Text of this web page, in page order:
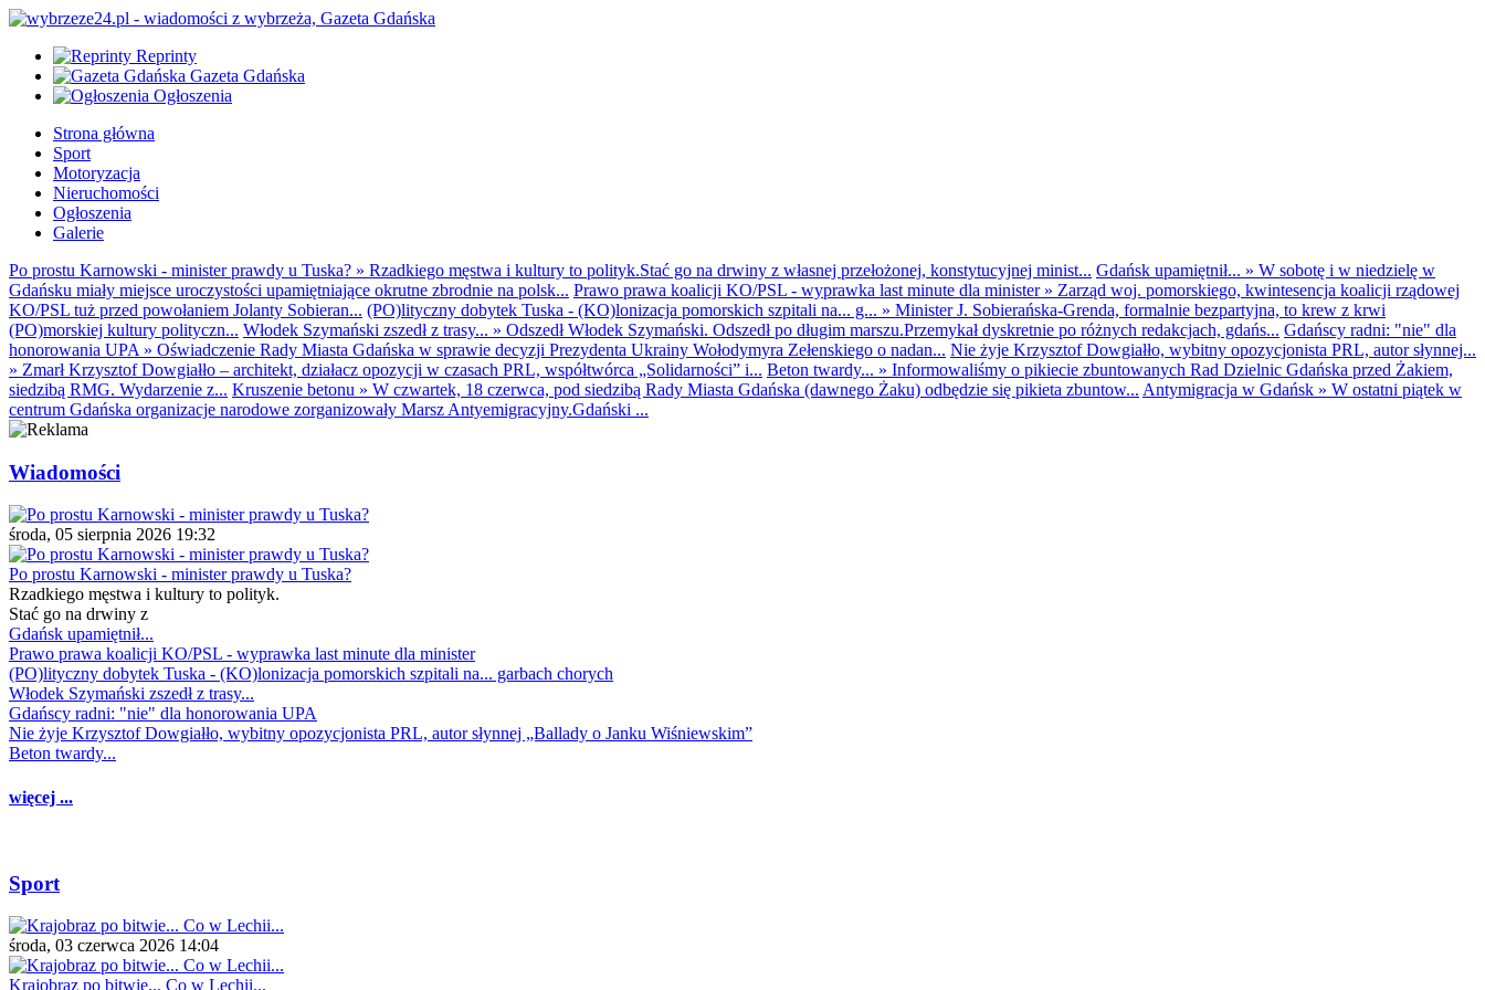
Reprinty
Gazeta Gdańska
Ogłoszenia
Strona główna
Sport
Motoryzacja
Nieruchomości
Ogłoszenia
Galerie
Po prostu Karnowski - minister prawdy u Tuska? » Rzadkiego męstwa i kultury to polityk.Stać go na drwiny z własnej przełożonej, konstytucyjnej minist... Gdańsk upamiętnił... » W sobotę i w niedzielę w
Gdańsku miały miejsce uroczystości upamiętniające okrutne zbrodnie na polsk... Prawo prawa koalicji KO/PSL - wyprawka last minute dla minister» Zarząd woj. pomorskiego, kwintesencja koalicji rządowej
KO/PSL tuż przed powołaniem Jolanty Sobieran... (PO)lityczny dobytek Tuska - (KO)lonizacja pomorskich szpitali na... g... » Minister J. Sobierańska-Grenda, formalnie bezpartyjna, to krew z krwi
(PO)morskiej kultury polityczn... Włodek Szymański zszedł z trasy... » Odszedł Włodek Szymański. Odszedł po długim marszu.Przemykał dyskretnie po różnych redakcjach, gdańs... Gdańscy radni: "nie" dla
honorowania UPA » Oświadczenie Rady Miasta Gdańska w sprawie decyzji Prezydenta Ukrainy Wołodymyra Zełenskiego o nadan... Nie żyje Krzysztof Dowgiałło, wybitny opozycjonista PRL, autor słynnej...
» Zmarł Krzysztof Dowgiałło – architekt, działacz opozycji w czasach PRL, współtwórca „Solidarności” i... Beton twardy... » Informowaliśmy o pikiecie zbuntowanych Rad Dzielnic Gdańska przed Żakiem,
siedzibą RMG. Wydarzenie z... Kruszenie betonu » W czwartek, 18 czerwca, pod siedzibą Rady Miasta Gdańska (dawnego Żaku) odbędzie się pikieta zbuntow... Antymigracja w Gdańsk » W ostatni piątek w
centrum Gdańska organizacje narodowe zorganizowały Marsz Antyemigracyjny.Gdański ...
Wiadomości
środa, 05 sierpnia 2026 19:32
Po prostu Karnowski - minister prawdy u Tuska?
Rzadkiego męstwa i kultury to polityk.
Stać go na drwiny z
Gdańsk upamiętnił...
Prawo prawa koalicji KO/PSL - wyprawka last minute dla minister
(PO)lityczny dobytek Tuska - (KO)lonizacja pomorskich szpitali na... garbach chorych
Włodek Szymański zszedł z trasy...
Gdańscy radni: "nie" dla honorowania UPA
Nie żyje Krzysztof Dowgiałło, wybitny opozycjonista PRL, autor słynnej „Ballady o Janku Wiśniewskim”
Beton twardy...
więcej ...
Sport
środa, 03 czerwca 2026 14:04
Krajobraz po bitwie... Co w Lechii...